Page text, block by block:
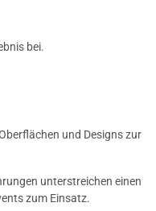
bei.
und Designs zur
unterstreichen einen
zum Einsatz.